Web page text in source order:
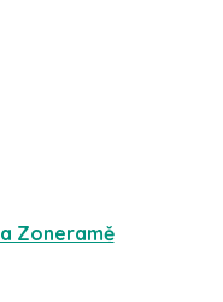
Zoneramě